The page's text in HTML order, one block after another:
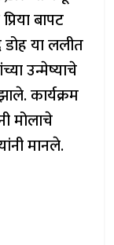
बापट
या ललीत
उन्मेष्याचे
कार्यक्रम
मोलाचे
मानले.